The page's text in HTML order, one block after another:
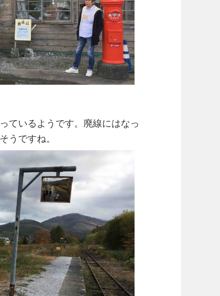
ているようです。廃線にはなっ
うですね。